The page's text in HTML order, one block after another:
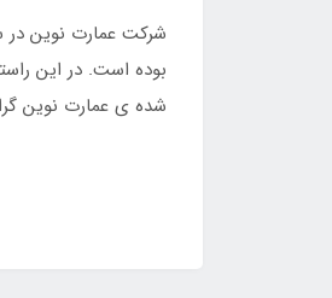
بوده است. در این
شده ی عمارت نوین گرانتی 36 ماهه ( 3 ساله) بی قید و شرط تعویض و مرجوعی را برای کلیه ی محصولات